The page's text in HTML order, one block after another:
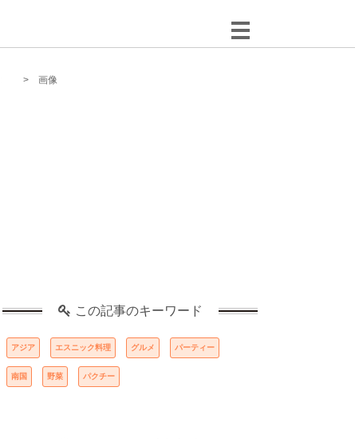
画像
この記事のキーワード
アジア エスニック料理 グルメ パーティー
南国 野菜 パクチー